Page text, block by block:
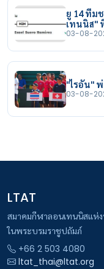
ยู 14 ทีม
เทนนิส"
03-08-
"ไรอัน"
03-08-
LTAT
สมาคมกีฬาลอนเทนนิสแห่
ในพระบรมราชูปถัมภ์
+66 2 503 4080
ltat_thai@ltat.org